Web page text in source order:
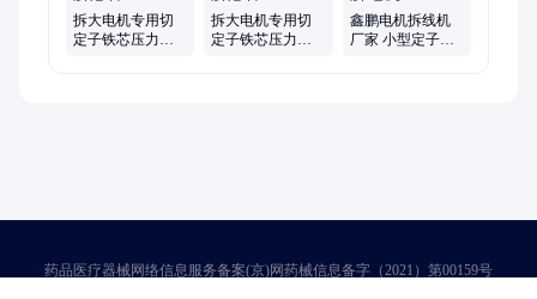
拆大电机专用切
定子铁芯压力机
拆大电机专用切
定子铁芯压力机
鑫鹏电机拆线机
厂家 小型定子拔
药品医疗器械网络信息服务备案(京)网药械信息备字（2021）第00159号